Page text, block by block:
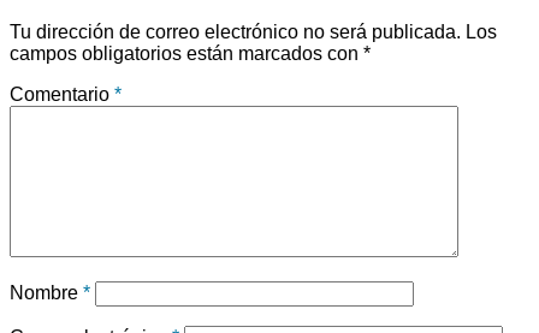
Tu dirección de correo electrónico no será publicada. Los
campos obligatorios están marcados con *
Comentario *
Nombre *